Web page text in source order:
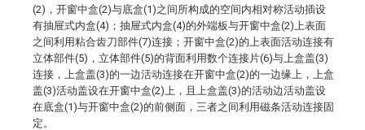
(2)，开窗中盒(2)与底盒(1)之间所构成的空间内相对称活动插设
有抽屉式内盒(4)；抽屉式内盒(4)的外端板与开窗中盒(2)上表面
之间利用粘合齿刀部件(7)连接；开窗中盒(2)的上表面活动连接有
立体部件(5)，立体部件(5)的背面利用数个连接片(6)与上盒盖(3)
连接，上盒盖(3)的一边活动连接在开窗中盒(2)的一边缘上，上盒
盖(3)活动盖设在开窗中盒(2)上，且上盒盖(3)的活动边活动盖设
在底盒(1)与开窗中盒(2)的前侧面，三者之间利用磁条活动连接固
定。